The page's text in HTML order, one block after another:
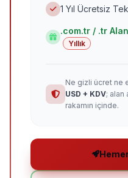
1 Yıl Ücretsiz
.com.tr / .tr
Yıllık
Ne gizli ücret ne
USD + KDV; alan
rakamın içinde.